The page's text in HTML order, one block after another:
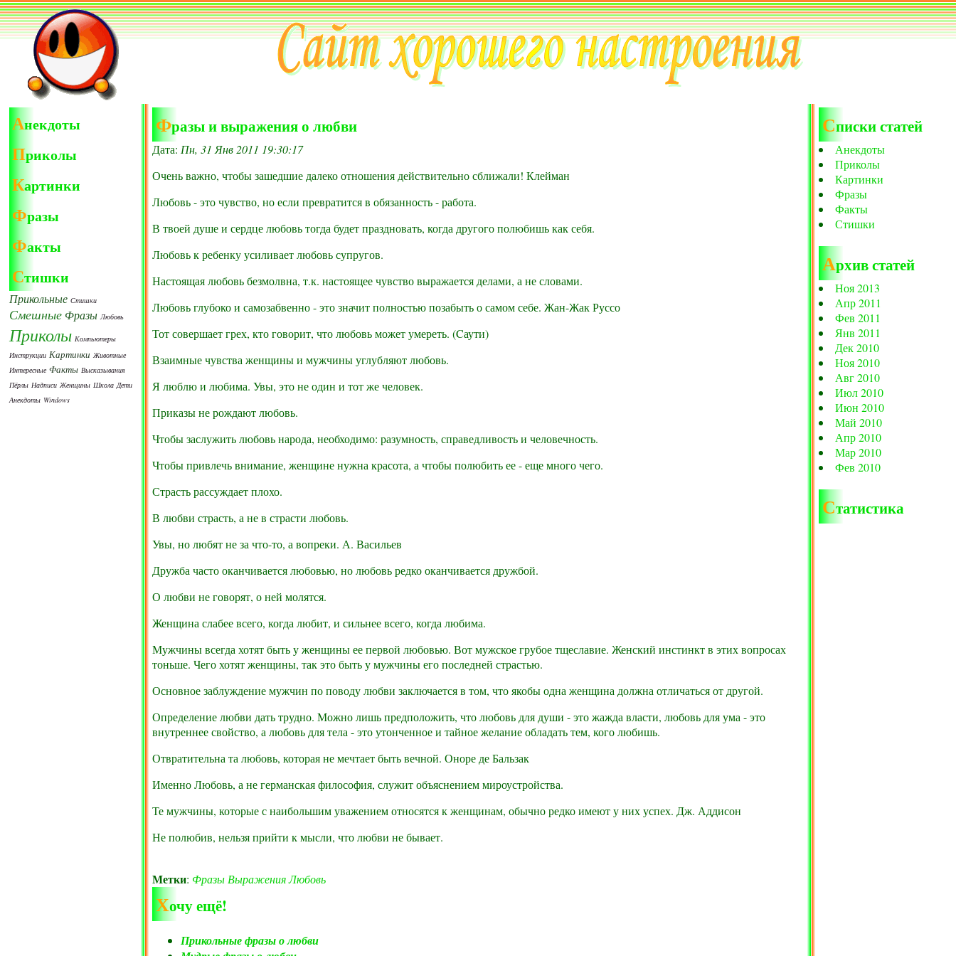
Анекдоты
Приколы
Картинки
Фразы
Факты
Стишки
Прикольные Стишки
Смешные Фразы Любовь
Приколы Компьютеры
Инструкции Картинки Животные
Интересные Факты Высказывания
Пёрлы Надписи Женщины Школа Дети
Анекдоты Windows
Фразы и выражения о любви
Дата: Пн, 31 Янв 2011 19:30:17
Очень важно, чтобы зашедшие далеко отношения действительно сближали! Клейман
Любовь - это чувство, но если превратится в обязанность - работа.
В твоей душе и сердце любовь тогда будет праздновать, когда другого полюбишь как себя.
Любовь к ребенку усиливает любовь супругов.
Настоящая любовь безмолвна, т.к. настоящее чувство выражается делами, а не словами.
Любовь глубоко и самозабвенно - это значит полностью позабыть о самом себе. Жан-Жак Руссо
Тот совершает грех, кто говорит, что любовь может умереть. (Cаути)
Взаимные чувства женщины и мужчины углубляют любовь.
Я люблю и любима. Увы, это не один и тот же человек.
Приказы не рождают любовь.
Чтобы заслужить любовь народа, необходимо: разумность, справедливость и человечность.
Чтобы привлечь внимание, женщине нужна красота, а чтобы полюбить ее - еще много чего.
Страсть рассуждает плохо.
В любви страсть, а не в страсти любовь.
Увы, но любят не за что-то, а вопреки. А. Васильев
Дружба часто оканчивается любовью, но любовь редко оканчивается дружбой.
О любви не говорят, о ней молятся.
Женщина слабее всего, когда любит, и сильнее всего, когда любима.
Мужчины всегда хотят быть у женщины ее первой любовью. Вот мужское грубое тщеславие. Женский инстинкт в этих вопросах
тоньше. Чего хотят женщины, так это быть у мужчины его последней страстью.
Основное заблуждение мужчин по поводу любви заключается в том, что якобы одна женщина должна отличаться от другой.
Определение любви дать трудно. Можно лишь предположить, что любовь для души - это жажда власти, любовь для ума - это
внутреннее свойство, а любовь для тела - это утонченное и тайное желание обладать тем, кого любишь.
Отвратительна та любовь, которая не мечтает быть вечной. Оноре де Бальзак
Именно Любовь, а не германская философия, служит объяснением мироустройства.
Те мужчины, которые с наибольшим уважением относятся к женщинам, обычно редко имеют у них успех. Дж. Аддисон
Не полюбив, нельзя прийти к мысли, что любви не бывает.
Метки: Фразы ВыраженияЛюбовь
Хочу ещё!
Прикольные фразы о любви
Списки статей
Анекдоты
Приколы
Картинки
Фразы
Факты
Стишки
Архив статей
Ноя 2013
Апр 2011
Фев 2011
Янв 2011
Дек 2010
Ноя 2010
Авг 2010
Июл 2010
Июн 2010
Май 2010
Апр 2010
Мар 2010
Фев 2010
Статистика